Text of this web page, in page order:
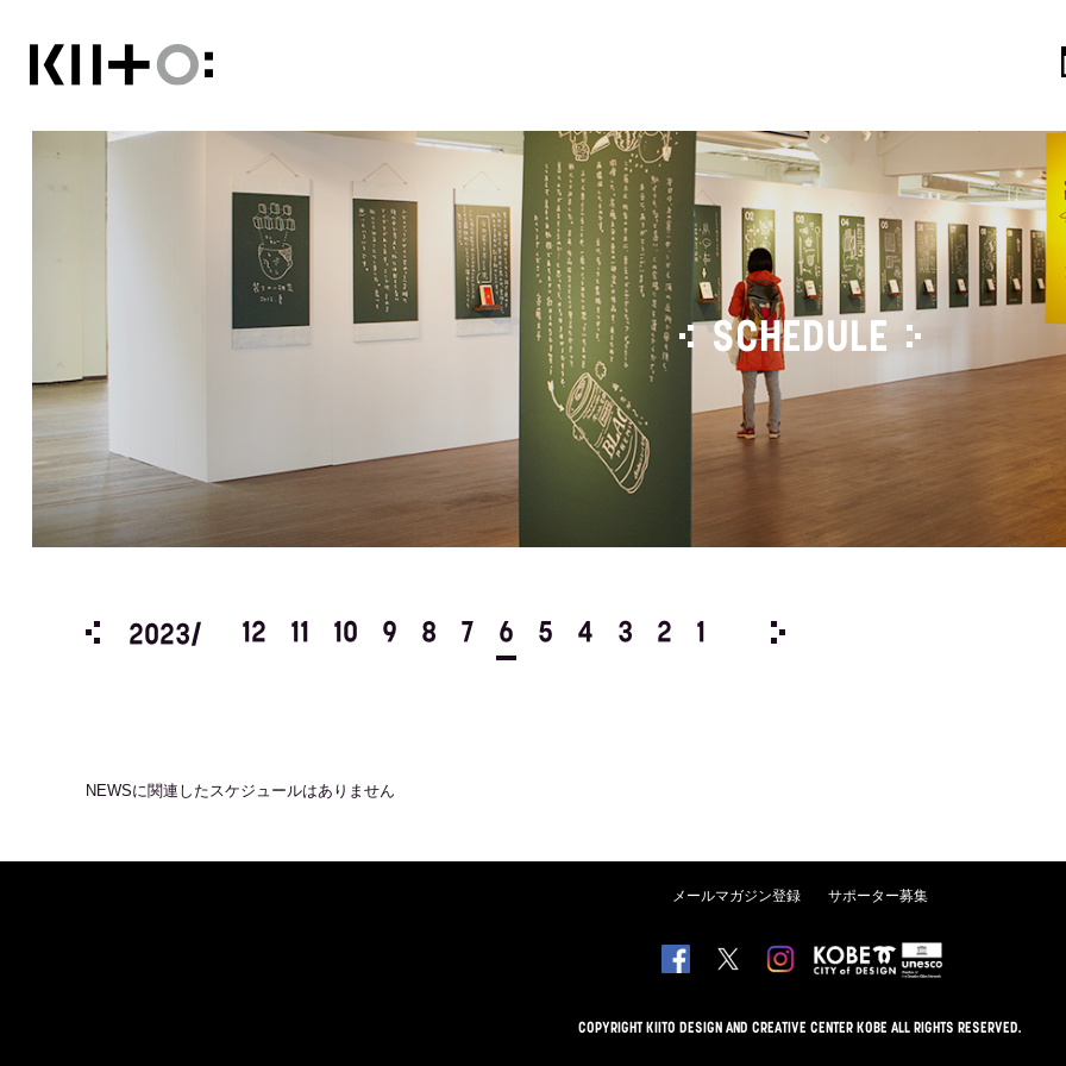
SCHEDULE
1 2023/ 12 11 10 9 8 7 6 5 4 3 2 1 2022/
NEWSに関連したスケジュールはありません
メールマガジン登録 サポーター募集
COPYRIGHT KIITO DESIGN AND CREATIVE CENTER KOBE ALL RIGHTS RESERVED.